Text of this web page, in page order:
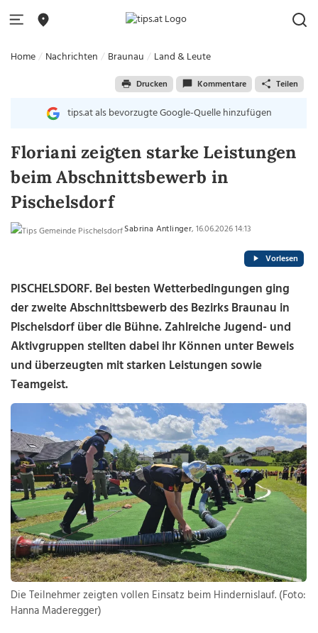
Home Nachrichten Braunau Land & Leute
Drucken Kommentare Teilen
tips.at als bevorzugte Google-Quelle hinzufügen
Floriani zeigten starke Leistungen
beim Abschnittsbewerb in
Pischelsdorf
Sabrina Antlinger, 16.06.2026 14:13
Vorlesen
PISCHELSDORF. Bei besten Wetterbedingungen ging
der zweite Abschnittsbewerb des Bezirks Braunau in
Pischelsdorf über die Bühne. Zahlreiche Jugend- und
Aktivgruppen stellten dabei ihr Können unter Beweis
und überzeugten mit starken Leistungen sowie
Teamgeist.
Die Teilnehmer zeigten vollen Einsatz beim Hindernislauf. (Foto:
Hanna Maderegger)